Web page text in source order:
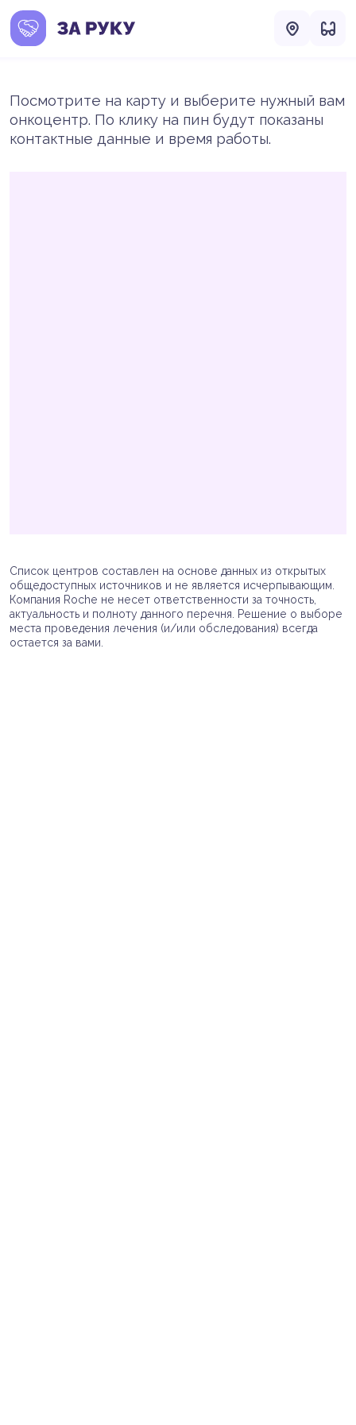
Посмотрите на карту и выберите нужный вам
онкоцентр. По клику на пин будут показаны
контактные данные и время работы.
Список центров составлен на основе данных из открытых
общедоступных источников и не является исчерпывающим.
Компания Roche не несет ответственности за точность,
актуальность и полноту данного перечня. Решение о выборе
места проведения лечения (и/или обследования) всегда
остается за вами.